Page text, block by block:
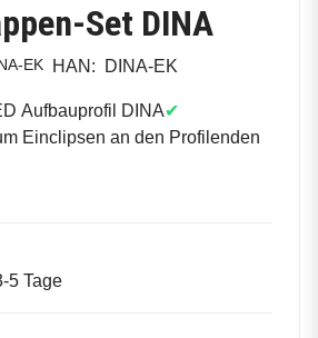
Set DINA
EK HAN: DINA-EK
Aufbauprofil DINA✔
Einclipsen an den Profilenden
5 Tage